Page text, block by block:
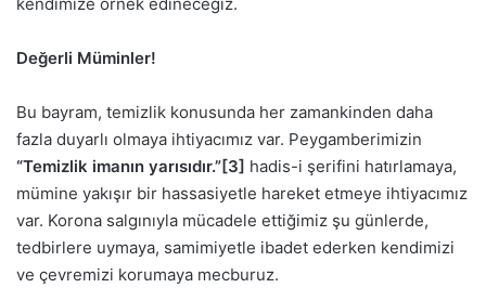
Değerli Müminler!
Bu bayram, temizlik konusunda her zamankinden daha
fazla duyarlı olmaya ihtiyacımız var. Peygamberimizin
“Temizlik imanın yarısıdır.”[3] hadis-i şerifini hatırlamaya,
mümine yakışır bir hassasiyetle hareket etmeye ihtiyacımız
var. Korona salgınıyla mücadele ettiğimiz şu günlerde,
tedbirlere uymaya, samimiyetle ibadet ederken kendimizi
ve çevremizi korumaya mecburuz.